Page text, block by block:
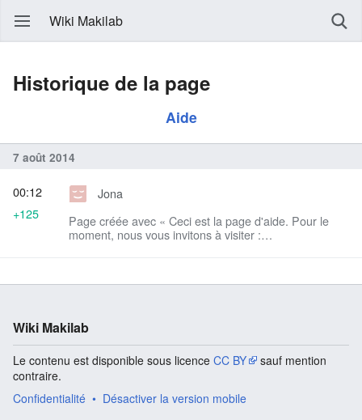
Wiki Makilab
Historique de la page
Aide
7 août 2014
Jona
Page créée avec « Ceci est la page d'aide. Pour le
moment, nous vous invitons à visiter :
00:12
+125
Wiki Makilab
Le contenu est disponible sous licence CC BY
sauf mention
contraire.
Confidentialité
Désactiver la version mobile